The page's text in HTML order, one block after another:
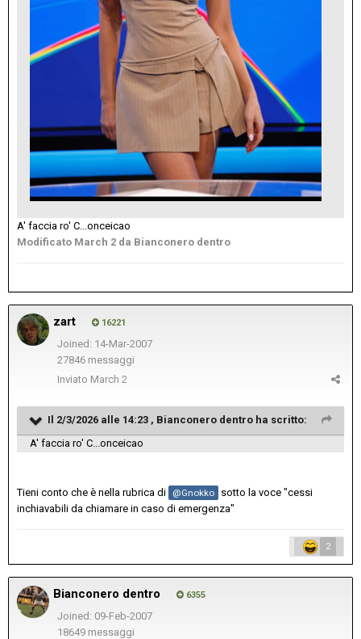
A' faccia ro' C...onceicao
Modificato March 2 da Bianconero dentro
zart 16221
Joined: 14-Mar-2007
27846 messaggi
Inviato March 2
Il 2/3/2026 alle 14:23 , Bianconero dentro ha scritto:
A' faccia ro' C...onceicao
Tieni conto che è nella rubrica di @Gnokko
sotto la voce "cessi
inchiavabili da chiamare in caso di emergenza"
2
Bianconero dentro 6355
Joined: 09-Feb-2007
18649 messaggi